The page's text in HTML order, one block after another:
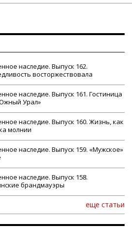
наследие. Выпуск 162.
восторжествовала
наследие. Выпуск 161. Гостиница
Урал»
наследие. Выпуск 160. Жизнь, как
молнии
наследие. Выпуск 159. «Мужское»
наследие. Выпуск 158.
брандмауэры
еще статьи